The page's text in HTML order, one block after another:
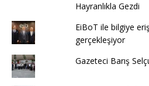
Hayranlıkla Gezdi
EiBoT ile bilgiye
gerçekleşiyor
Gazeteci Barış